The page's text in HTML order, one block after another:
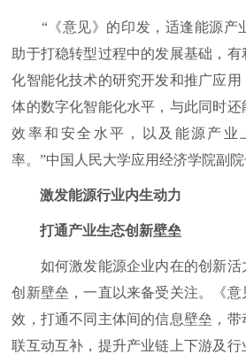
“《意见》的印发，适逢能源产
助于打稳转型过程中的发展基础，
化智能化技术的研究开发和推广应
体的数字化智能化水平，与此同时
效率和安全水平，以及能源产业
率。”中国人民大学应用经济学院副院
激发能源行业内生动力
打通产业生态创新壁垒
如何激发能源企业内在的创新活
创新壁垒，一直以来备受关注。《
效，打通不同主体间的信息壁垒，
联互动互补，提升产业链上下游及